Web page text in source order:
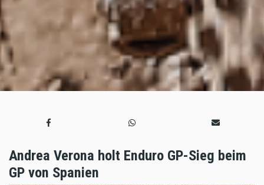
Andrea Verona holt Enduro GP-Sieg beim
GP von Spanien